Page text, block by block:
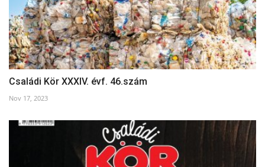
Családi Kör XXXIV. évf. 46.szám
Nov 17, 2023